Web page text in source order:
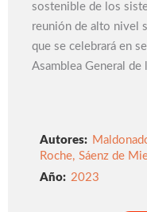
sostenible de los
reunión de alto nivel
que se celebrará en
Asamblea General de
Autores:
Roche, Sáenz de
2023